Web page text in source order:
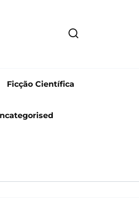
Ficção Científica